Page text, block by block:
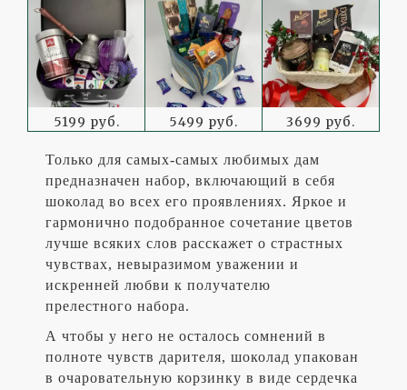
5199 руб. 5499 руб. 3699 руб.
Только для самых-самых любимых дам
предназначен набор, включающий в себя
шоколад во всех его проявлениях. Яркое и
гармонично подобранное сочетание цветов
лучше всяких слов расскажет о страстных
чувствах, невыразимом уважении и
искренней любви к получателю
прелестного набора.
А чтобы у него не осталось сомнений в
полноте чувств дарителя, шоколад упакован
в очаровательную корзинку в виде сердечка